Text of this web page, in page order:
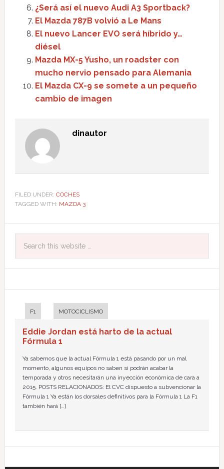
¿Será así el nuevo Audi A3 Sportback?
El Mazda 787B volvió a Le Mans
El nuevo Lancer EVO será híbrido y…
diésel
Mazda MX-5 Yusho, un roadster con
mucho nervio pensado para Alemania
El Mazda CX-9 se somete a un pequeño
cambio de imagen
dinautor
FILED UNDER: COCHES
TAGGED WITH: MAZDA 3
F1 MOTOCICLISMO
Eddie Jordan está harto de la actual
Fórmula 1
Ya sabemos que la actual Fórmula 1 está pasando por un mal
momento, algunos equipos no saben si podrán acabar la
temporada y otros necesitarán una inyección económica de cara a
2015. POSTS RELACIONADOS: El CVC dispuesto a subvencionar la
Fórmula 1 Ya están los dorsales definitivos para la Fórmula 1 La F1
también hará […]